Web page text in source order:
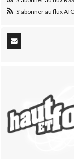
S'abonner au flux